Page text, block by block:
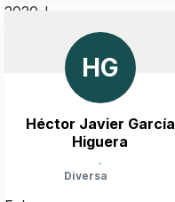
2020-I
HG
Héctor Javier García
Higuera
-
Diversa